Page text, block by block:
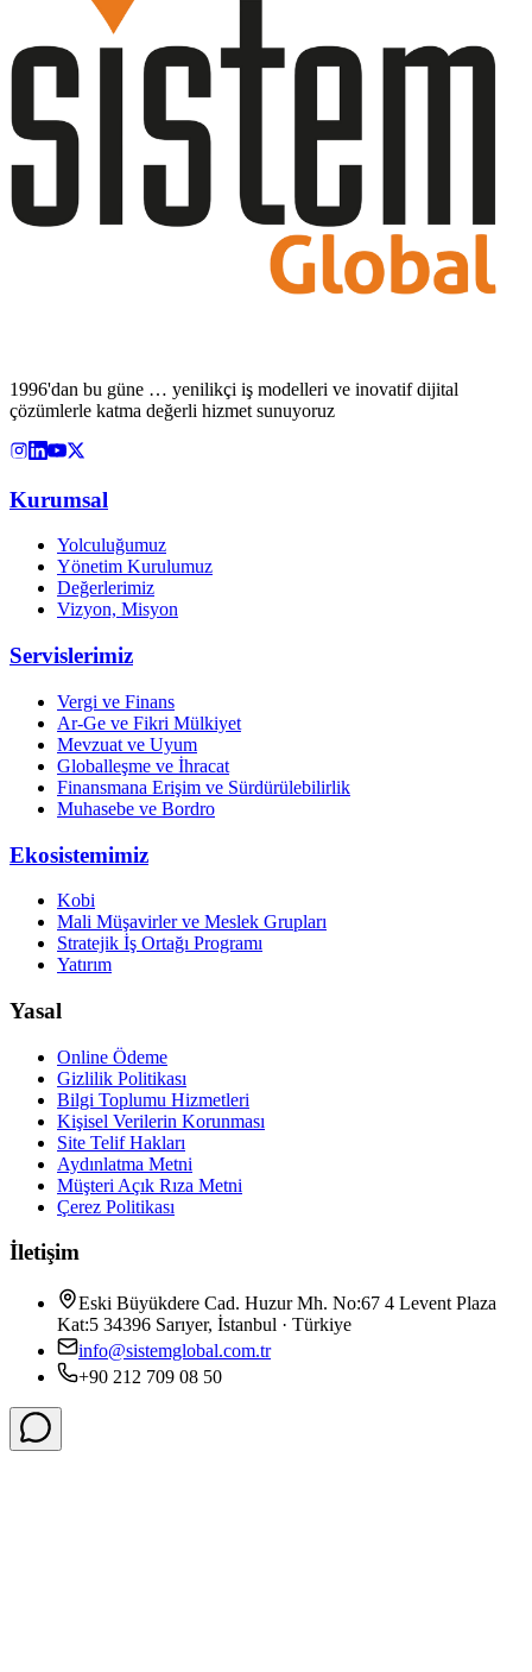
1996'dan bu güne … yenilikçi iş modelleri ve inovatif dijital
çözümlerle katma değerli hizmet sunuyoruz
Kurumsal
Yolculuğumuz
Yönetim Kurulumuz
Değerlerimiz
Vizyon, Misyon
Servislerimiz
Vergi ve Finans
Ar-Ge ve Fikri Mülkiyet
Mevzuat ve Uyum
Globalleşme ve İhracat
Finansmana Erişim ve Sürdürülebilirlik
Muhasebe ve Bordro
Ekosistemimiz
Kobi
Mali Müşavirler ve Meslek Grupları
Stratejik İş Ortağı Programı
Yatırım
Yasal
Online Ödeme
Gizlilik Politikası
Bilgi Toplumu Hizmetleri
Kişisel Verilerin Korunması
Site Telif Hakları
Aydınlatma Metni
Müşteri Açık Rıza Metni
Çerez Politikası
İletişim
Eski Büyükdere Cad. Huzur Mh. No:67 4 Levent Plaza
Kat:5 34396 Sarıyer, İstanbul · Türkiye
info@sistemglobal.com.tr
+90 212 709 08 50